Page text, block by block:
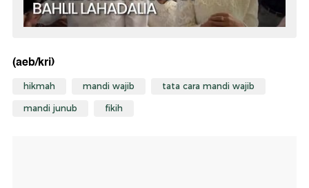
(aeb/kri)
hikmah mandi wajib tata cara mandi wajib
mandi junub fikih